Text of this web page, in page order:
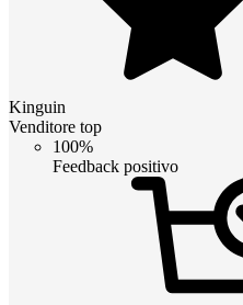
Kinguin
Venditore top
100%
Feedback positivo